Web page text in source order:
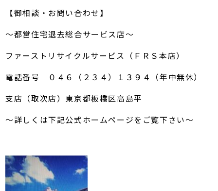
【御相談・お問い合わせ】
～都営住宅退去総合サービス店～
ファーストリサイクルサービス（ＦＲＳ本店）
電話番号 ０４６（２３４）１３９４（年中無休）
支店（取次店）東京都板橋区高島平
～詳しくは下記公式ホームページをご覧下さい～